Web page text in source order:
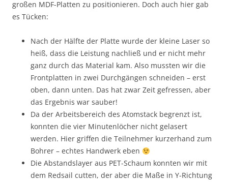
großen MDF-Platten zu positionieren. Doch auch hier gab
es Tücken:
Nach der Hälfte der Platte wurde der kleine Laser so
heiß, dass die Leistung nachließ und er nicht mehr
ganz durch das Material kam. Also mussten wir die
Frontplatten in zwei Durchgängen schneiden – erst
oben, dann unten. Das hat zwar Zeit gefressen, aber
das Ergebnis war sauber!
Da der Arbeitsbereich des Atomstack begrenzt ist,
konnten die vier Minutenlöcher nicht gelasert
werden. Hier griffen die Teilnehmer kurzerhand zum
Bohrer – echtes Handwerk eben
Die Abstandslayer aus PET-Schaum konnten wir mit
dem Redsail cutten, der aber die Maße in Y-Richtung